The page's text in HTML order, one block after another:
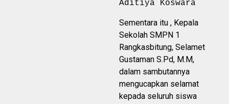
Aditiya Koswara
Sementara itu , Kepala
Sekolah SMPN 1
Rangkasbitung, Selamet
Gustaman S.Pd, M.M,
dalam sambutannya
mengucapkan selamat
kepada seluruh siswa